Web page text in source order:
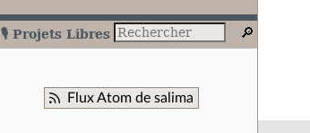
🎙️ Projets Libres
Flux Atom de salima